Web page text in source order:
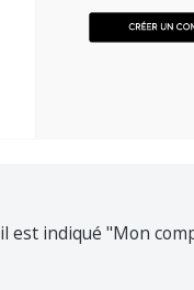
est indiqué "Mon